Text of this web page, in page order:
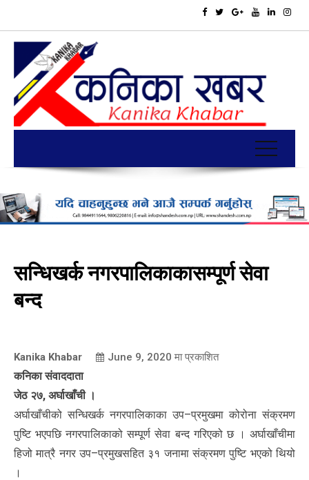
सन्धिखर्क नगरपालिकाकासम्पूर्ण सेवा
बन्द
Kanika Khabar June 9, 2020 मा प्रकाशित
कनिका संवाददाता
जेठ २७, अर्घाखाँची ।
अर्घाखाँचीको सन्धिखर्क नगरपालिकाका उप–प्रमुखमा कोरोना संक्रमण
पुष्टि भएपछि नगरपालिकाको सम्पूर्ण सेवा बन्द गरिएको छ । अर्घाखाँचीमा
हिजो मात्रै नगर उप–प्रमुखसहित ३१ जनामा संक्रमण पुष्टि भएको थियो
।